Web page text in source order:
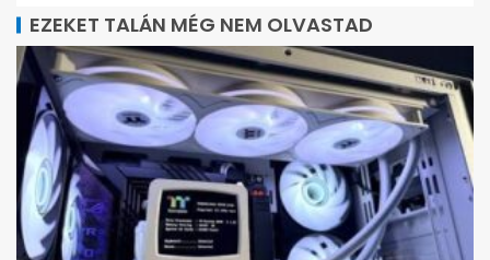
EZEKET TALÁN MÉG NEM OLVASTAD